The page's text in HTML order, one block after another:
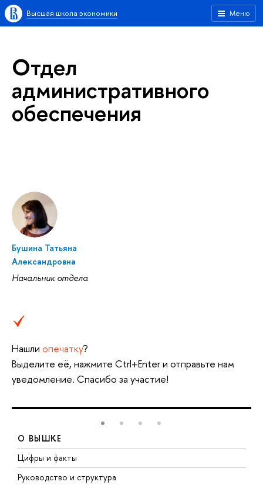
Меню
Высшая школа экономики
Отдел
административного
обеспечения
Бушина Татьяна
Александровна
Начальник отдела
Нашли опечатку?
Выделите её, нажмите Ctrl+Enter и отправьте нам
уведомление. Спасибо за участие!
О ВЫШКЕ
Цифры и факты
Руководство и структура